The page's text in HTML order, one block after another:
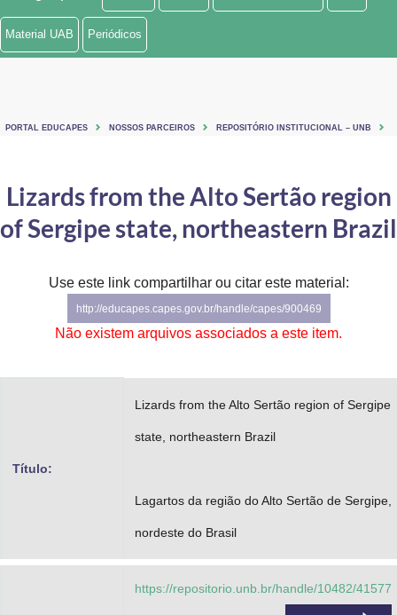
Ministério de Minas e Energia
Controladoria-Geral da União
Secretaria-Geral
Secretaria de Governo
Gabinete de Segurança Institucional
Material UAB Periódicos
PORTAL EDUCAPES NOSSOS PARCEIROS REPOSITÓRIO INSTITUCIONAL – UNB
Lizards from the Alto Sertão region
of Sergipe state, northeastern Brazil
Use este link compartilhar ou citar este material:
http://educapes.capes.gov.br/handle/capes/900469
Não existem arquivos associados a este item.
Título:
Lizards from the Alto Sertão region of Sergipe
state, northeastern Brazil
Lagartos da região do Alto Sertão de Sergipe,
nordeste do Brasil
https://repositorio.unb.br/handle/10482/41577